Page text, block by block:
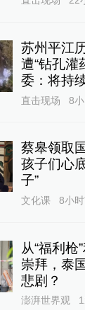
苏州平江
遭“钻孔灌
委：将持
直击现场 8
蔡皋领取
孩子们心
子”
文化课 8小
从“福利枪
崇拜，泰
悲剧？
澎湃世界观